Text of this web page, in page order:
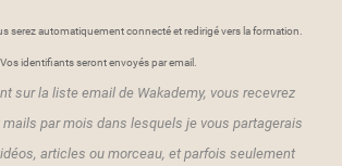
serez automatiquement connecté et redirigé vers la formation.
Vos identifiants seront envoyés par email.
sur la liste email de Wakademy, vous recevrez
mails par mois dans lesquels je vous partagerais
articles ou morceau, et parfois seulement